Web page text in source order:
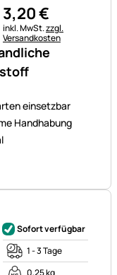
einsetzbar
Handhabung
3,20€
Steuerhinweis:
inkl. MwSt.zzgl.
Versandkosten
Sofort verfügbar
1 - 3 Tage